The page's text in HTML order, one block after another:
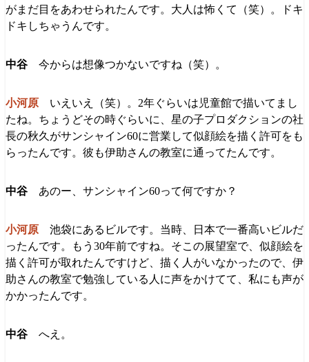
がまだ目をあわせられたんです。大人は怖くて（笑）。ドキ
ドキしちゃうんです。
今からは想像つかないですね（笑）。
いえいえ（笑）。2年ぐらいは児童館で描いてまし
たね。ちょうどその時ぐらいに、星の子プロダクションの社
長の秋久がサンシャイン60に営業して似顔絵を描く許可をも
らったんです。彼も伊助さんの教室に通ってたんです。
あのー、サンシャイン60って何ですか？
池袋にあるビルです。当時、日本で一番高いビルだ
ったんです。もう30年前ですね。そこの展望室で、似顔絵を
描く許可が取れたんですけど、描く人がいなかったので、伊
助さんの教室で勉強している人に声をかけてて、私にも声が
かかったんです。
へえ。